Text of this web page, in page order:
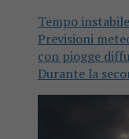
Tempo
Previsioni
con piogge
Durante la